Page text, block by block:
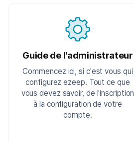
Guide de l'administrateur
Commencez ici, si c'est vous qui
configurez ezeep. Tout ce que
vous devez savoir, de l'inscription
à la configuration de votre
compte.